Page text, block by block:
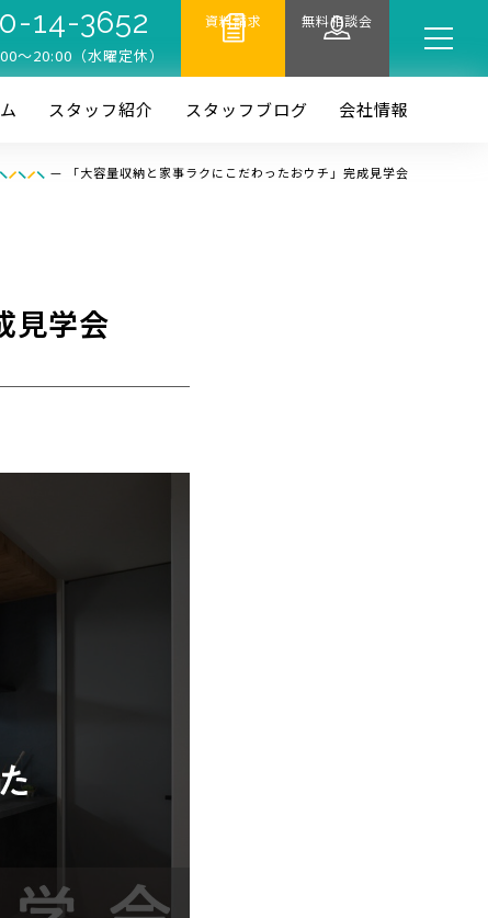
14-3652
〜20:00（水曜定休）
資料請求 無料相談会
スタッフ紹介 スタッフブログ 会社情報
— 「大容量収納と家事ラクにこだわったおウチ」完成見学会
見学会